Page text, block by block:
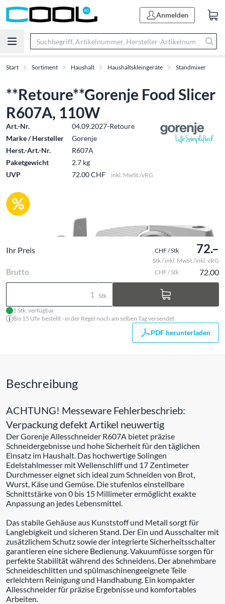
Anmelden
Start Sortiment Haushalt Haushaltskleingeräte Standmixer
**Retoure**Gorenje Food Slicer
R607A, 110W
Art.-Nr.
04.09.2027-Retoure
Marke / Hersteller
Gorenje
Herst.-Art.-Nr.
R607A
Paketgewicht
2.7 kg
UVP
72.00 CHF inkl. MwSt./vRG
Ihr Preis CHF / Stk 72.–
Stk / inkl. MwSt./inkl. vRG
Brutto CHF / Stk 72.00
Stk
1 Stk. verfügbar
Bis 15 Uhr bestellt - in der Regel noch am selben Tag versendet
PDF herunterladen
Beschreibung
ACHTUNG! Messeware Fehlerbeschrieb:
Verpackung defekt Artikel neuwertig
Der Gorenje Allesschneider R607A bietet präzise
Schneidergebnisse und hohe Sicherheit für den täglichen
Einsatz im Haushalt. Das hochwertige Solingen
Edelstahlmesser mit Wellenschliff und 17 Zentimeter
Durchmesser eignet sich ideal zum Schneiden von Brot,
Wurst, Käse und Gemüse. Die stufenlos einstellbare
Schnittstärke von 0 bis 15 Millimeter ermöglicht exakte
Anpassung an jedes Lebensmittel.
Das stabile Gehäuse aus Kunststoff und Metall sorgt für
Langlebigkeit und sicheren Stand. Der Ein und Ausschalter mit
zusätzlichem Schutz sowie der integrierte Sicherheitsschalter
garantieren eine sichere Bedienung. Vakuumfüsse sorgen für
perfekte Stabilität während des Schneidens. Der abnehmbare
Schneideschlitten und spülmaschinengeeignete Teile
erleichtern Reinigung und Handhabung. Ein kompakter
Allesschneider für präzise Ergebnisse und komfortables
Arbeiten.